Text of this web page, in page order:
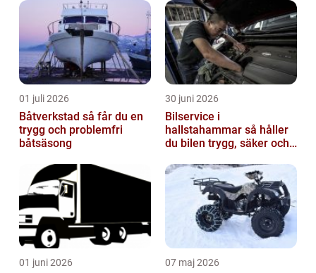
01 juli 2026
Båtverkstad så får du en
trygg och problemfri
båtsäsong
30 juni 2026
Bilservice i
hallstahammar så håller
du bilen trygg, säker och
01 juni 2026 07 maj 2026